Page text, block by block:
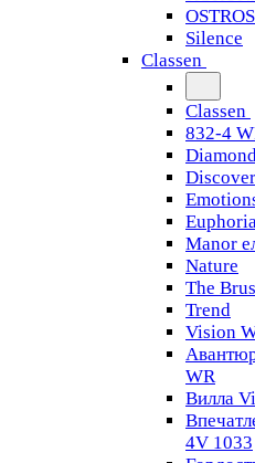
Silence
Classen
Classen
832-4
Manor
Nature
The
Trend
Vision
WR
Вилла
4V 1033